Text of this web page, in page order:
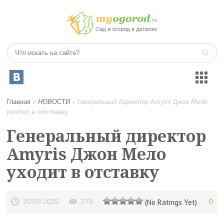
Главная »НОВОСТИ»Генеральный директор Amyris Джон Мело
уходит в отставку
Генеральный директор
Amyris Джон Мело
уходит в отставку
20.03.2025 278 (No Ratings Yet) 0